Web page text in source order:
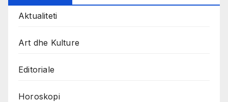
Aktualiteti
Art dhe Kulture
Editoriale
Horoskopi